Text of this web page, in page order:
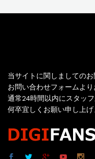
当サイトに関しましての
お問い合わせフォームより
通常24時間以内にスタッ
何卒宜しくお願い申し上げ